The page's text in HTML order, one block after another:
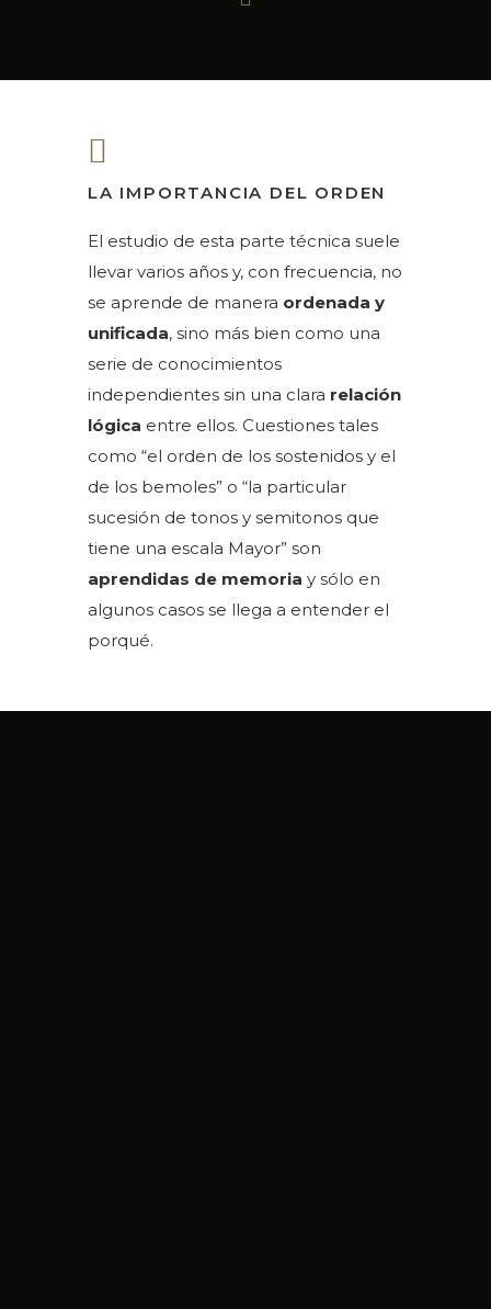
LA IMPORTANCIA DEL ORDEN
El estudio de esta parte técnica suele
llevar varios años y, con frecuencia, no
se aprende de manera ordenada y
unificada, sino más bien como una
serie de conocimientos
independientes sin una clara relación
lógica entre ellos. Cuestiones tales
como “el orden de los sostenidos y el
de los bemoles” o “la particular
sucesión de tonos y semitonos que
tiene una escala Mayor” son
aprendidas de memoria y sólo en
algunos casos se llega a entender el
porqué.